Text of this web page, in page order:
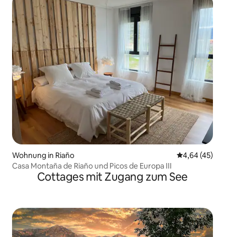
Wohnung in Riaño
4,64 (45)
Casa Montaña de Riaño und Picos de Europa III
Cottages mit Zugang zum See